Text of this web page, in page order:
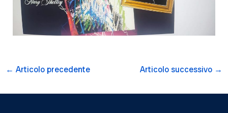
Navigazione
← Articolo precedente Articolo successivo →